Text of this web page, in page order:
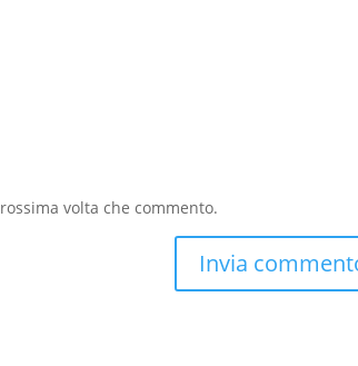
volta che commento.